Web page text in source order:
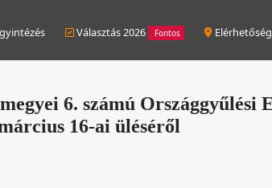
Választás 2026 Fontos Elérhetőség
6. számú Országgyűlési
16-ai üléséről